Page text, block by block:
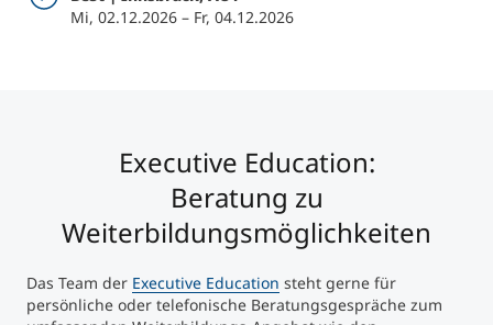
Mi, 02.12.2026 – Fr, 04.12.2026
Executive Education:
Beratung zu
Weiterbildungsmöglichkeiten
Das Team der Executive Education steht gerne für
persönliche oder telefonische Beratungsgespräche zum